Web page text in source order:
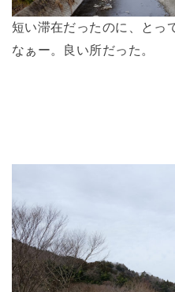
短い滞在だったのに、とっ
なぁー。良い所だった。